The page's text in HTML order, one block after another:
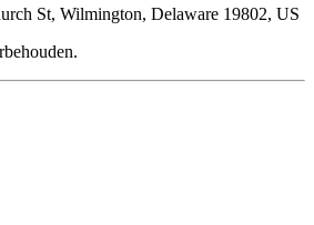
St, Wilmington, Delaware 19802, US